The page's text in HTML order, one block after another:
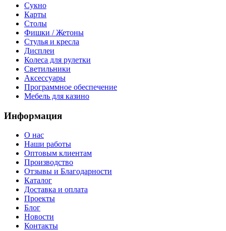
Сукно
Карты
Столы
Фишки / Жетоны
Стулья и кресла
Дисплеи
Колеса для рулетки
Светильники
Аксессуары
Программное обеспечение
Мебель для казино
Информация
О нас
Наши работы
Оптовым клиентам
Производство
Отзывы и Благодарности
Каталог
Доставка и оплата
Проекты
Блог
Новости
Контакты